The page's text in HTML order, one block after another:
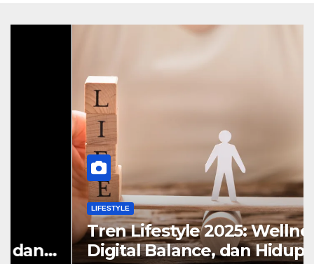
Tren Fashion 2025: Gaya
Berkelanjutan, AI Fashion, dan